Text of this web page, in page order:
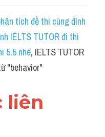
tích đề thi cùng đính
IELTS TUTOR đi thi
5.5 nhé, IELTS TUTOR
"behavior"
liên